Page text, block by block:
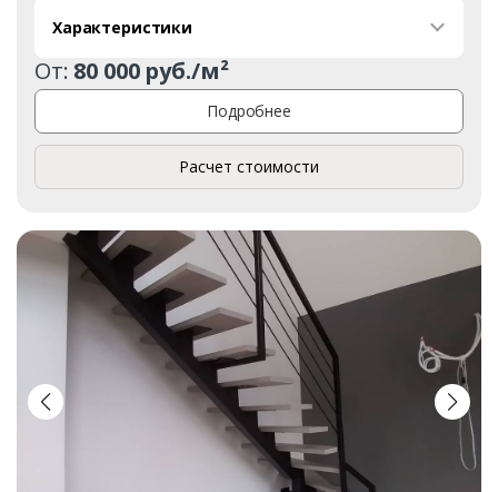
Характеристики
От: 80 000 руб./м²
Подробнее
Расчет стоимости